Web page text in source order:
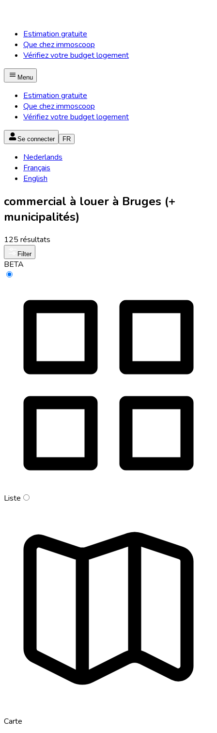
Estimation gratuite
Que chez immoscoop
Vérifiez votre budget logement
Menu
Estimation gratuite
Que chez immoscoop
Vérifiez votre budget logement
Se connecter FR
Nederlands
Français
English
commercial à louer à Bruges (+
municipalités)
125 résultats
Filter
BETA
Liste
Carte